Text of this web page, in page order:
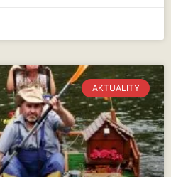
AKTUALITY